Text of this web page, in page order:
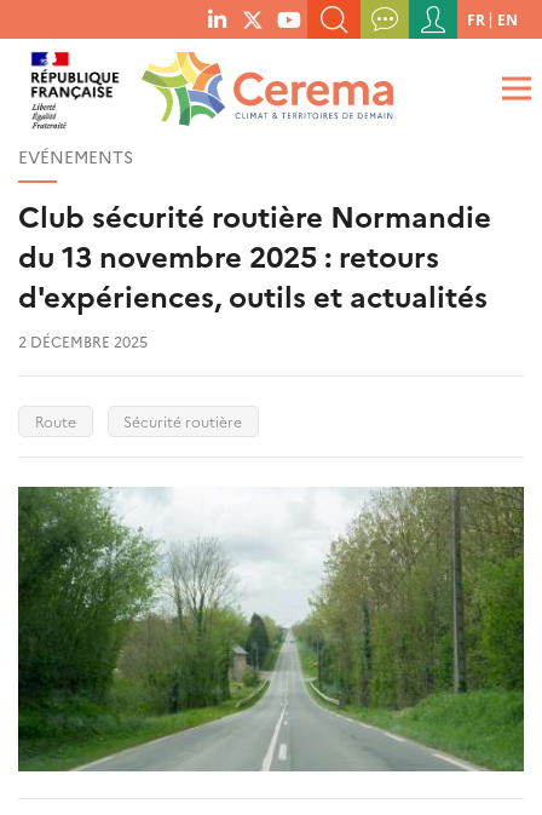
menu
social
links
RECHERCHER UN MOT-CLÉ, UNE PUBLICATION, ETC.
QUE RECHERCHEZ-VOUS ?
Menu
du
compte
de
FR EN
EVÉNEMENTS
Club sécurité routière Normandie
du 13 novembre 2025 : retours
d'expériences, outils et actualités
2 DÉCEMBRE 2025
Route Sécurité routière